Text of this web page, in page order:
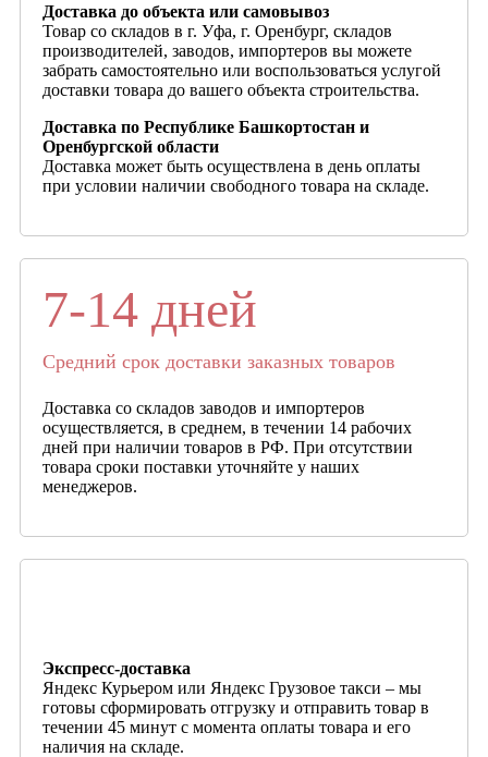
Доставка до объекта или самовывоз
Товар со складов в г. Уфа, г. Оренбург, складов
производителей, заводов, импортеров вы можете
забрать самостоятельно или воспользоваться услугой
доставки товара до вашего объекта строительства.
Доставка по Республике Башкортостан и
Оренбургской области
Доставка может быть осуществлена в день оплаты
при условии наличии свободного товара на складе.
7-14 дней
Средний срок доставки заказных товаров
Доставка со складов заводов и импортеров
осуществляется, в среднем, в течении 14 рабочих
дней при наличии товаров в РФ. При отсутствии
товара сроки поставки уточняйте у наших
менеджеров.
Экспресс-доставка
Яндекс Курьером или Яндекс Грузовое такси – мы
готовы сформировать отгрузку и отправить товар в
течении 45 минут с момента оплаты товара и его
наличия на складе.